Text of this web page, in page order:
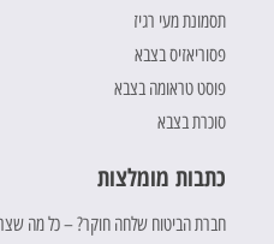
תסמונת מעי רגיז
פסוריאזיס בצבא
פוסט טראומה בצבא
סוכרת בצבא
כתבות מומלצות
חברת הביטוח שלחה חוקר? – כל מה